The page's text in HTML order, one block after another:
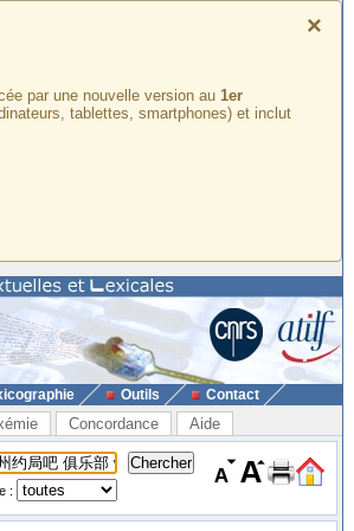
×
par une nouvelle version au 1er
tablettes, smartphones) et inclut
Outils Contact
Concordance Aide
: